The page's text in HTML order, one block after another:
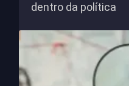
dentro da política